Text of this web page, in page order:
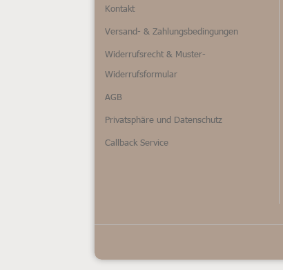
Kontakt
Versand- & Zahlungsbedingungen
Widerrufsrecht & Muster-
Widerrufsformular
AGB
Privatsphäre und Datenschutz
Callback Service